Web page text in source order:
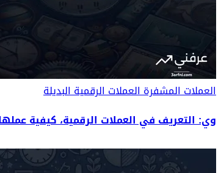
العملات المشفرةالعملات الرقمية البديلة
وي: التعريف في العملات الرقمية، كيفية